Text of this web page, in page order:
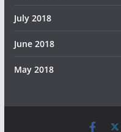
July 2018
June 2018
May 2018